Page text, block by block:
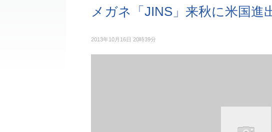
メガネ「JINS」来秋に米国進
2013年10月16日 20時39分